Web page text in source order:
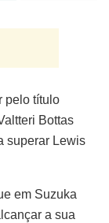
pelo título
Bottas
superar Lewis
em Suzuka
a sua